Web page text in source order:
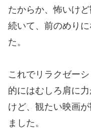
たからか、怖いけ
続いて、前のめり
た。
これでリラクゼー
的にはむしろ肩に
けど、観たい映画
ました。